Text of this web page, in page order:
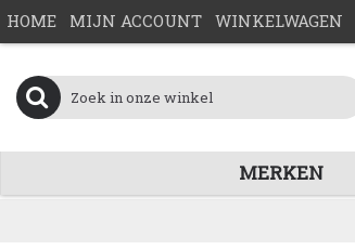
HOME MIJN ACCOUNT WINKELWAGEN
MERKEN